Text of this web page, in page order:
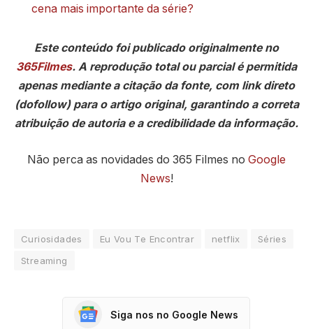
cena mais importante da série?
Este conteúdo foi publicado originalmente no
365Filmes. A reprodução total ou parcial é permitida
apenas mediante a citação da fonte, com link direto
(dofollow) para o artigo original, garantindo a correta
atribuição de autoria e a credibilidade da informação.
Não perca as novidades do 365 Filmes no Google
News!
Curiosidades Eu Vou Te Encontrar netflix
Séries
Streaming
Siga nos no Google News